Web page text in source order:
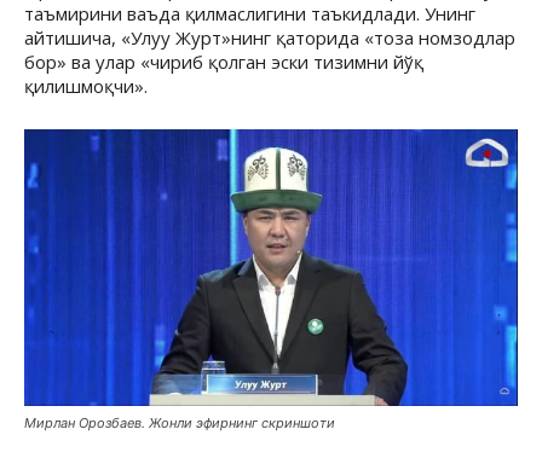
таъмирини ваъда қилмаслигини таъкидлади. Унинг
айтишича, «Улуу Журт»нинг қаторида «тоза номзодлар
бор» ва улар «чириб қолган эски тизимни йўқ
қилишмоқчи».
Мирлан Орозбаев. Жонли эфирнинг скриншоти